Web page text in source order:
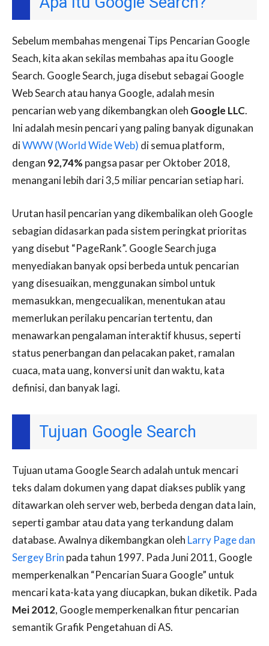
Sebelum membahas mengenai Tips Pencarian Google
Seach, kita akan sekilas membahas apa itu Google
Search. Google Search, juga disebut sebagai Google
Web Search atau hanya Google, adalah mesin
pencarian web yang dikembangkan oleh Google LLC.
Ini adalah mesin pencari yang paling banyak digunakan
diWWW (World Wide Web) di semua platform,
dengan 92,74% pangsa pasar per Oktober 2018,
menangani lebih dari 3,5 miliar pencarian setiap hari.
Urutan hasil pencarian yang dikembalikan oleh Google
sebagian didasarkan pada sistem peringkat prioritas
yang disebut “PageRank”. Google Search juga
menyediakan banyak opsi berbeda untuk pencarian
yang disesuaikan, menggunakan simbol untuk
memasukkan, mengecualikan, menentukan atau
memerlukan perilaku pencarian tertentu, dan
menawarkan pengalaman interaktif khusus, seperti
status penerbangan dan pelacakan paket, ramalan
cuaca, mata uang, konversi unit dan waktu, kata
definisi, dan banyak lagi.
Tujuan Google Search
Tujuan utama Google Search adalah untuk mencari
teks dalam dokumen yang dapat diakses publik yang
ditawarkan oleh server web, berbeda dengan data lain,
seperti gambar atau data yang terkandung dalam
database. Awalnya dikembangkan oleh Larry Page dan
Sergey Brin pada tahun 1997. Pada Juni 2011, Google
memperkenalkan “Pencarian Suara Google” untuk
mencari kata-kata yang diucapkan, bukan diketik. Pada
Mei 2012, Google memperkenalkan fitur pencarian
semantik Grafik Pengetahuan di AS.